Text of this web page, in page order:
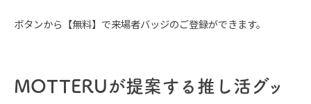
ボタンから【無料】で来場者バッジのご登録ができます。
MOTTERUが提案する推し活グッ